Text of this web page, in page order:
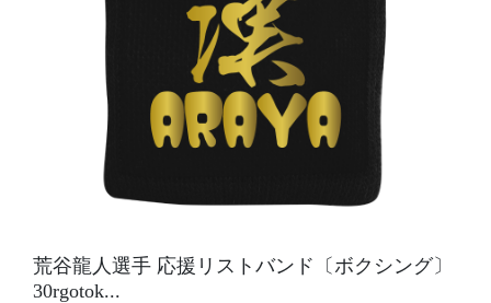
荒谷龍人選手 応援リストバンド〔ボクシング〕
30rgotok...